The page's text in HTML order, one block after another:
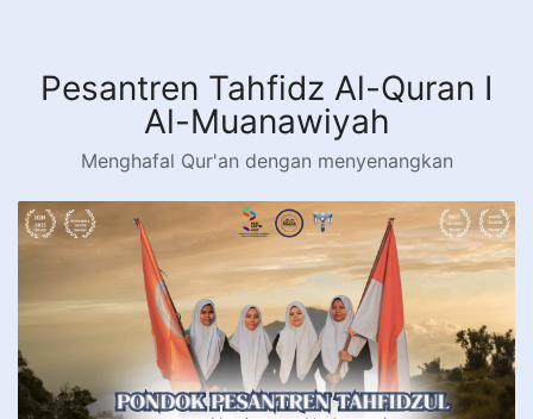
kontenPesantren Tahfidz Al-Quran I
Al-Muanawiyah
Menghafal Qur'an dengan menyenangkan